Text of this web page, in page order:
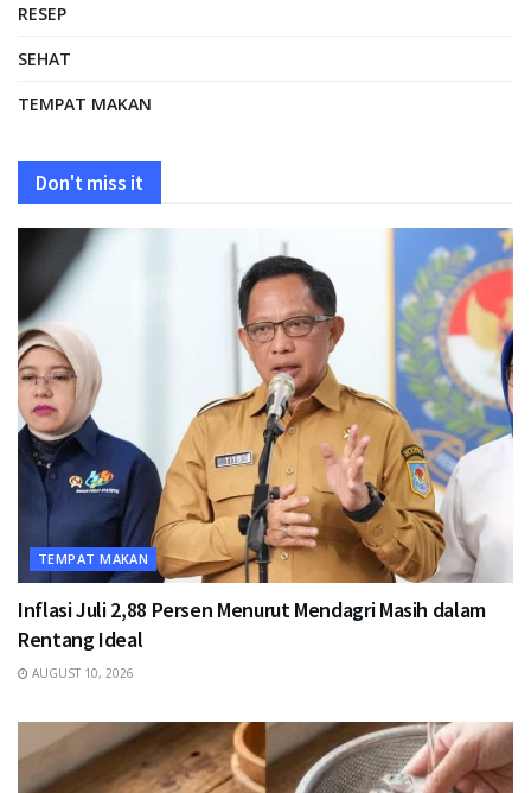
RESEP
SEHAT
TEMPAT MAKAN
Don't miss it
TEMPAT MAKAN
Inflasi Juli 2,88 Persen Menurut Mendagri Masih dalam
Rentang Ideal
AUGUST 10, 2026